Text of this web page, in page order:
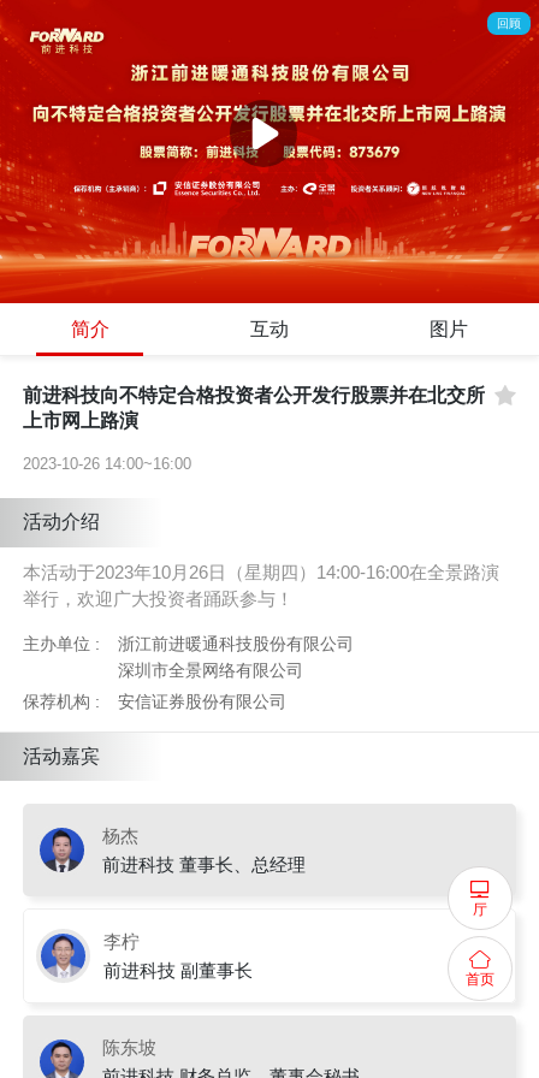
回顾
简介 互动 图片
前进科技向不特定合格投资者公开发行股票并在北交所
上市网上路演
2023-10-26 14:00~16:00
活动介绍
本活动于2023年10月26日（星期四）14:00-16:00在全景路演
举行，欢迎广大投资者踊跃参与！
主办单位 :
浙江前进暖通科技股份有限公司
深圳市全景网络有限公司
保荐机构 :
安信证券股份有限公司
活动嘉宾
杨杰
前进科技 董事长、总经理
李柠
前进科技 副董事长
陈东坡
厅
首页